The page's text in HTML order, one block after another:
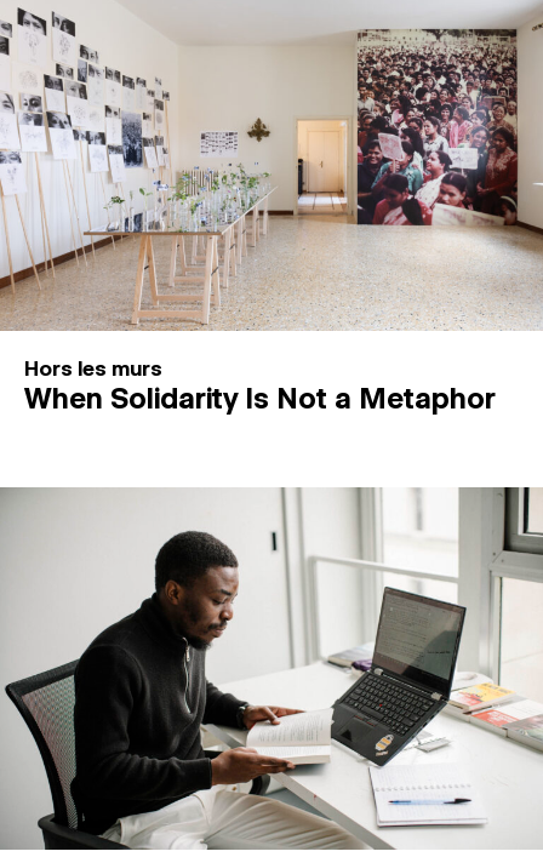
Hors les murs
When Solidarity Is Not a Metaphor